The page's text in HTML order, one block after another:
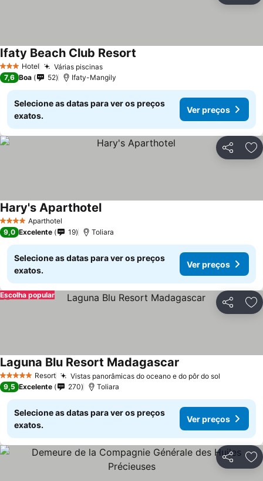
3 EstrelasHotel Várias piscinas
Ifaty Beach Club Resort
7,6 Boa 52 Ifaty-Mangily
Selecione as datas para ver os preços
exatos.
Ver preços
Partilhar
4 EstrelasAparthotel
Hary's Aparthotel
9,0 Excelente 19 Toliara
Selecione as datas para ver os preços
exatos.
Ver preços
Partilhar
Escolha popular
5 Estrelas Resort Vistas panorâmicas do oceano e do pôr do sol
Laguna Blu Resort Madagascar
9,5 Excelente 270 Toliara
Selecione as datas para ver os preços
exatos.
Ver preços
Partilhar